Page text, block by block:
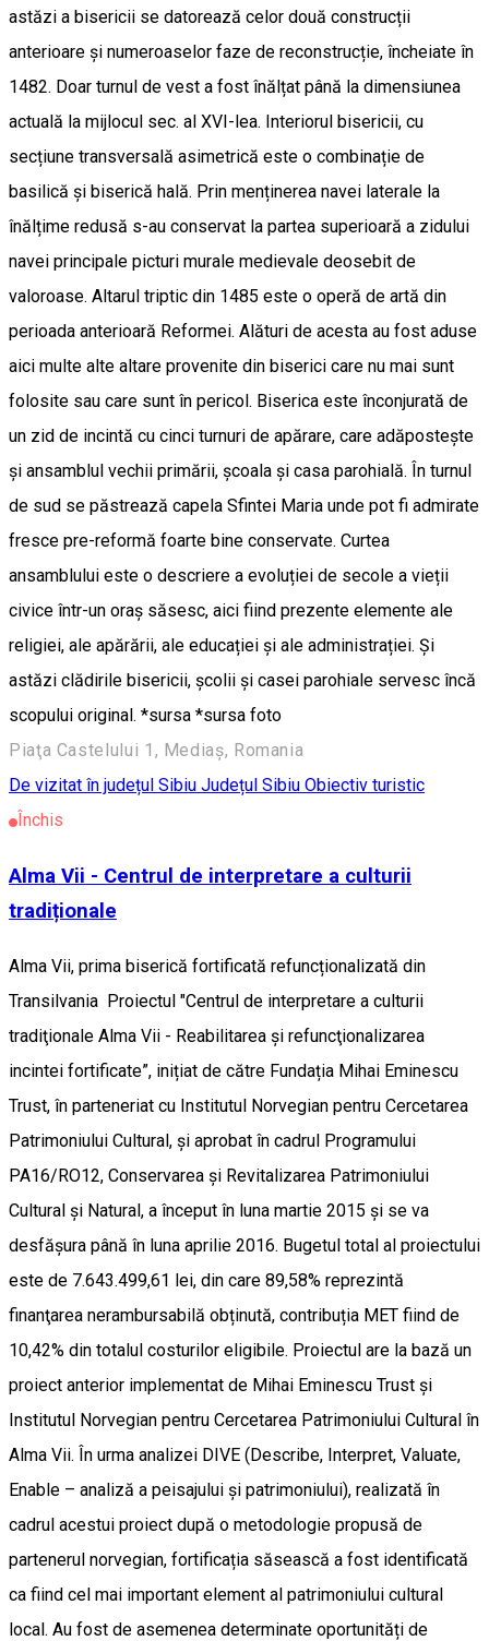
astăzi a bisericii se datorează celor două construcții
anterioare și numeroaselor faze de reconstrucție, încheiate în
1482. Doar turnul de vest a fost înălțat până la dimensiunea
actuală la mijlocul sec. al XVI-lea. Interiorul bisericii, cu
secțiune transversală asimetrică este o combinație de
basilică și biserică hală. Prin menținerea navei laterale la
înălțime redusă s-au conservat la partea superioară a zidului
navei principale picturi murale medievale deosebit de
valoroase. Altarul triptic din 1485 este o operă de artă din
perioada anterioară Reformei. Alături de acesta au fost aduse
aici multe alte altare provenite din biserici care nu mai sunt
folosite sau care sunt în pericol. Biserica este înconjurată de
un zid de incintă cu cinci turnuri de apărare, care adăpostește
și ansamblul vechii primării, școala și casa parohială. În turnul
de sud se păstrează capela Sfintei Maria unde pot fi admirate
fresce pre-reformă foarte bine conservate. Curtea
ansamblului este o descriere a evoluției de secole a vieții
civice într-un oraș săsesc, aici fiind prezente elemente ale
religiei, ale apărării, ale educației și ale administrației. Și
astăzi clădirile bisericii, școlii și casei parohiale servesc încă
scopului original. *sursa *sursa foto
Piaţa Castelului 1, Mediaș, Romania
De vizitat în județul Sibiu Județul Sibiu Obiectiv turistic
Închis
Alma Vii - Centrul de interpretare a culturii
tradiționale
Alma Vii, prima biserică fortificată refuncționalizată din
Transilvania Proiectul "Centrul de interpretare a culturii
tradiţionale Alma Vii - Reabilitarea și refuncţionalizarea
incintei fortificate”, inițiat de către Fundația Mihai Eminescu
Trust, în parteneriat cu Institutul Norvegian pentru Cercetarea
Patrimoniului Cultural, și aprobat în cadrul Programului
PA16/RO12, Conservarea și Revitalizarea Patrimoniului
Cultural și Natural, a început în luna martie 2015 și se va
desfășura până în luna aprilie 2016. Bugetul total al proiectului
este de 7.643.499,61 lei, din care 89,58% reprezintă
finanţarea nerambursabilă obținută, contribuția MET fiind de
10,42% din totalul costurilor eligibile. Proiectul are la bază un
proiect anterior implementat de Mihai Eminescu Trust și
Institutul Norvegian pentru Cercetarea Patrimoniului Cultural în
Alma Vii. În urma analizei DIVE (Describe, Interpret, Valuate,
Enable – analiză a peisajului și patrimoniului), realizată în
cadrul acestui proiect după o metodologie propusă de
partenerul norvegian, fortificația săsească a fost identificată
ca fiind cel mai important element al patrimoniului cultural
local. Au fost de asemenea determinate oportunități de